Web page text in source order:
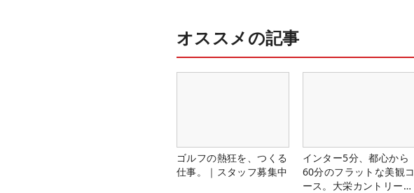
オススメの記事
ゴルフの熱狂を、つくる
仕事。｜スタッフ募集中
インター5分、都心から
60分のフラットな美観コ
ース。大栄カントリー俱